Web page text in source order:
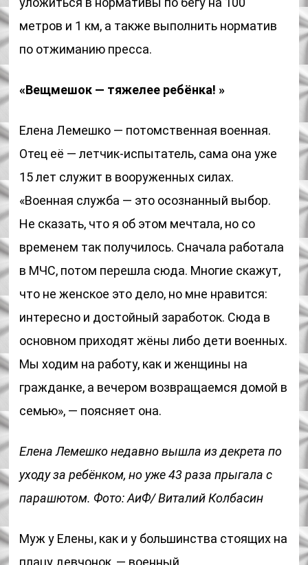
метров и 1 км, а также выполнить норматив
по отжиманию пресса.
«Вещмешок — тяжелее ребёнка! »
Елена Лемешко — потомственная военная.
Отец её — летчик-испытатель, сама она уже
15 лет служит в вооруженных силах.
«Военная служба — это осознанный выбор.
Не сказать, что я об этом мечтала, но со
временем так получилось. Сначала работала
в МЧС, потом перешла сюда. Многие скажут,
что не женское это дело, но мне нравится:
интересно и достойный заработок. Сюда в
основном приходят жёны либо дети военных.
Мы ходим на работу, как и женщины на
гражданке, а вечером возвращаемся домой в
семью», — поясняет она.
Елена Лемешко недавно вышла из декрета по
уходу за ребёнком, но уже 43 раза прыгала с
парашютом. Фото: АиФ/ Виталий Колбасин
Муж у Елены, как и у большинства стоящих на
плацу девчонок, — военный.